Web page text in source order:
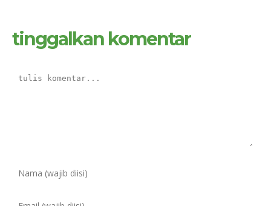
tinggalkan komentar